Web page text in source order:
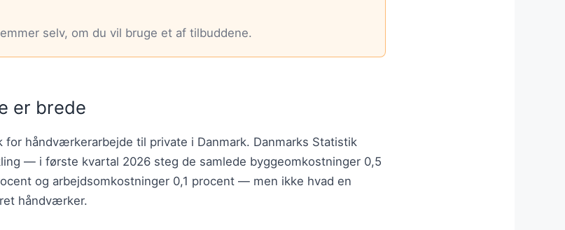
selv, om du vil bruge et af tilbuddene.
er brede
håndværkerarbejde til private i Danmark. Danmarks Statistik
— i første kvartal 2026 steg de samlede byggeomkostninger 0,5
og arbejdsomkostninger 0,1 procent — men ikke hvad en
håndværker.